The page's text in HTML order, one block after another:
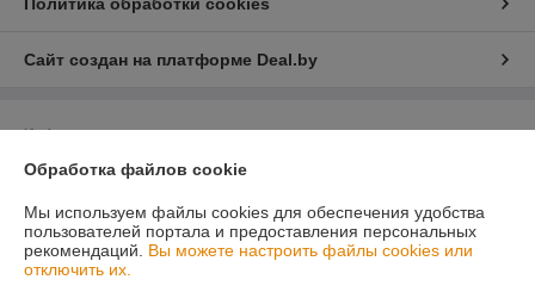
Сайт создан на платформе Deal.by
Информация для покупателя
Юридическое лицо:OOO «Эперон»
318
Регистрационный номер ЕГР: 691061560
Обработка файлов cookie
Мы используем файлы cookies для обеспечения удобства
пользователей портала и предоставления персональных
рекомендаций. Вы можете настроить файлы cookies или
отключить их.